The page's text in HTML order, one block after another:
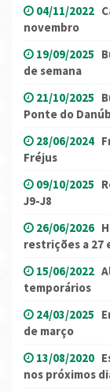
04/11/2022
novembro
19/09/2025
de semana
21/10/2025
Ponte do
28/06/2024
Fréjus
09/10/2025
J9-J8
26/06/2026
restrições a 27
15/06/2022
temporários
24/03/2025
de março
13/08/2020
nos próximos